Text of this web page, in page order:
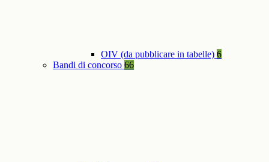
OIV (da pubblicare in tabelle) 6
Bandi di concorso 66